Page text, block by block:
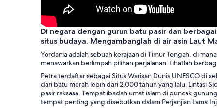
Di negara dengan gurun batu pasir dan
situs budaya. Mengambanglah di air asin Laut
Yordania adalah sebuah kerajaan di Timur Tengah, di
menawarkan berlimpah pilihan perjalanan. Lihatlah
Petra terdaftar sebagai Situs Warisan Dunia UNESCO di
dari batu merah lebih dari 2.000 tahun yang lalu. Lintasi
pasir raksasa. Tempat ibadah umat islam di puncak
tempat penting yang disebutkan dalam Perjanjian Lama